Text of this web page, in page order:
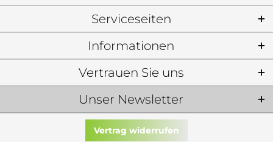
Serviceseiten
Informationen
Unser Newsletter
Vertrauen Sie uns
Vertrag widerrufen